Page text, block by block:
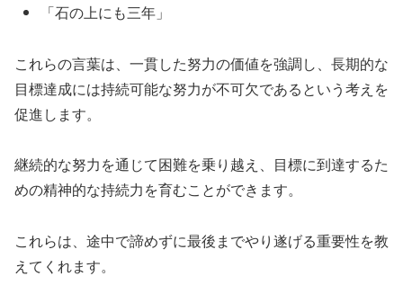
「石の上にも三年」
これらの言葉は、一貫した努力の価値を強調し、長期的な
目標達成には持続可能な努力が不可欠であるという考えを
促進します。
継続的な努力を通じて困難を乗り越え、目標に到達するた
めの精神的な持続力を育むことができます。
これらは、途中で諦めずに最後までやり遂げる重要性を教
えてくれます。